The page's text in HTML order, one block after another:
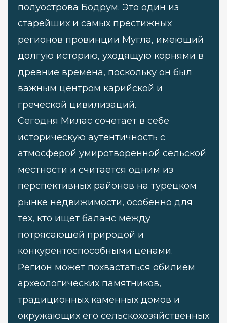
полуострова Бодрум. Это один из
старейших и самых престижных
регионов провинции Мугла, имеющий
долгую историю, уходящую корнями в
древние времена, поскольку он был
важным центром карийской и
греческой цивилизаций.
Сегодня Милас сочетает в себе
историческую аутентичность с
атмосферой умиротворенной сельской
местности и считается одним из
перспективных районов на турецком
рынке недвижимости, особенно для
тех, кто ищет баланс между
потрясающей природой и
конкурентоспособными ценами.
Регион может похвастаться обилием
археологических памятников,
традиционных каменных домов и
окружающих его сельскохозяйственных